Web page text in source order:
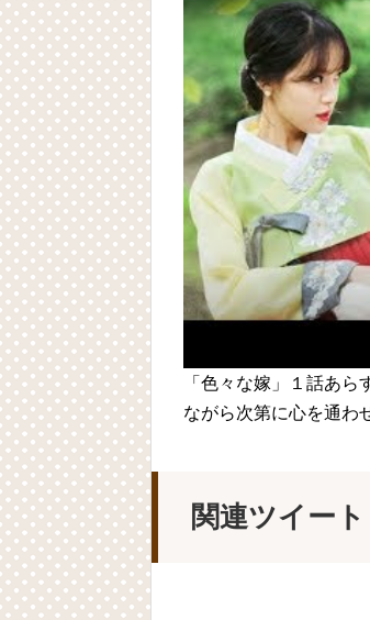
Powered by livedoor
YUCHUN ♥ LOVE
[Fan MV]七日の王
俳優カン・ギヨン
Powered by livedoor
「色々な嫁」１話あ
ながら次第に心を通わ
関連ツイート